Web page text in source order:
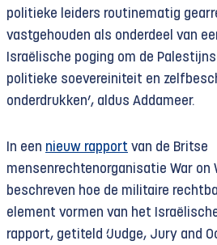
politieke leiders routinematig
vastgehouden als onderdeel van
Israëlische poging om de
politieke soevereiniteit en
onderdrukken’, aldus Addameer.
In een nieuw rapport van de Britse
mensenrechtenorganisatie War on
beschreven hoe de militaire
element vormen van het
rapport, getiteld ‘Judge, Jury and